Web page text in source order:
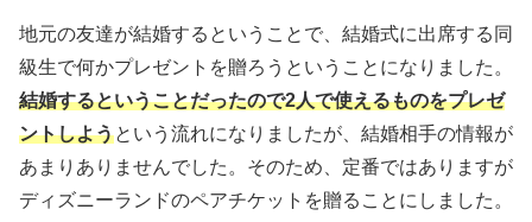
地元の友達が結婚するということで、結婚式に出席する同
級生で何かプレゼントを贈ろうということになりました。
結婚するということだったので2人で使えるものをプレゼ
ントしようという流れになりましたが、結婚相手の情報が
あまりありませんでした。そのため、定番ではありますが
ディズニーランドのペアチケットを贈ることにしました。